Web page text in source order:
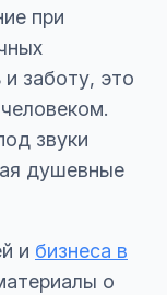
при
заботу, это
звуки
душевные
и бизнеса в
о